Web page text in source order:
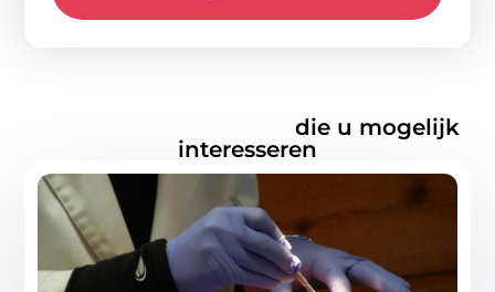
die u mogelijk
interesseren